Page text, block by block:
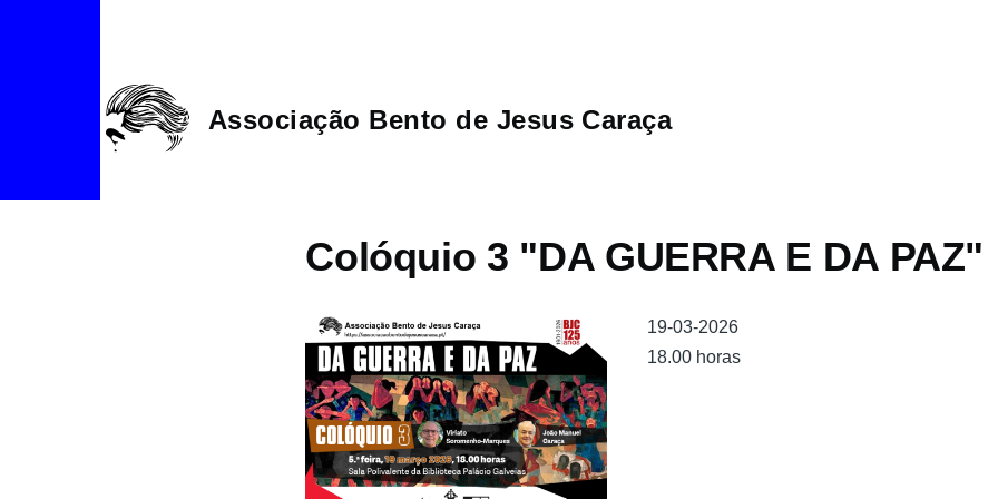
Associação Bento de Jesus Caraça
Colóquio 3 "DA GUERRA E DA PAZ"
19-03-2026
18.00 horas